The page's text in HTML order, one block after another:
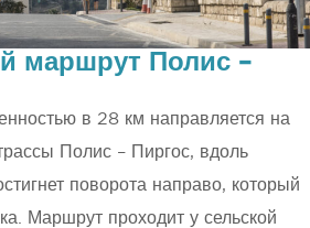
маршрут Полис –
в 28 км направляется на
Полис – Пиргос, вдоль
поворота направо, который
Маршрут проходит у сельской